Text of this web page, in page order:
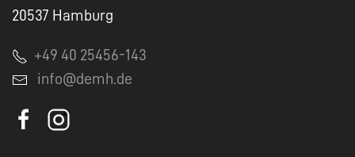
20537 Hamburg
+49 40 25456-143
info@demh.de